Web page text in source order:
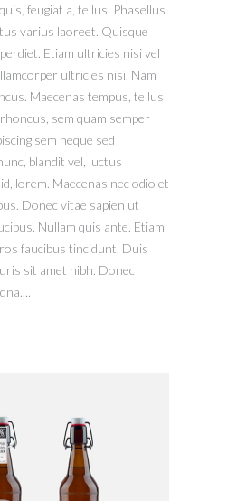
feugiat a, tellus. Phasellus
varius laoreet. Quisque
Etiam ultricies nisi vel
ultricies nisi. Nam
Maecenas tempus, tellus
sem quam semper
sem neque sed
blandit vel, luctus
lorem. Maecenas nec odio et
Donec vitae sapien ut
Nullam quis ante. Etiam
faucibus tincidunt. Duis
sit amet nibh. Donec